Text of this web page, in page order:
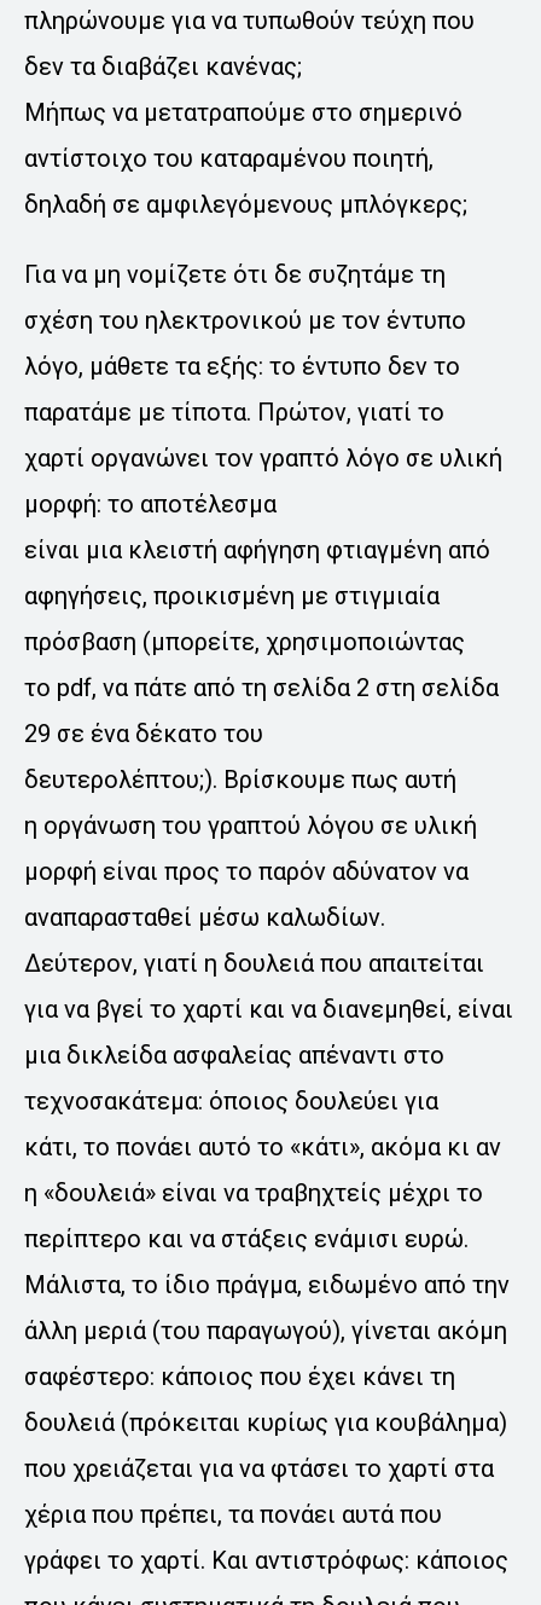
πληρώνουμε για να τυπωθούν τεύχη που
δεν τα διαβάζει κανένας;
Μήπως να μετατραπούμε στο σημερινό
αντίστοιχο του καταραμένου ποιητή,
δηλαδή σε αμφιλεγόμενους μπλόγκερς;
Για να μη νομίζετε ότι δε συζητάμε τη
σχέση του ηλεκτρονικού με τον έντυπο
λόγο, μάθετε τα εξής: το έντυπο δεν το
παρατάμε με τίποτα. Πρώτον, γιατί το
χαρτί οργανώνει τον γραπτό λόγο σε υλική
μορφή: το αποτέλεσμα
είναι μια κλειστή αφήγηση φτιαγμένη από
αφηγήσεις, προικισμένη με στιγμιαία
πρόσβαση (μπορείτε, χρησιμοποιώντας
το pdf, να πάτε από τη σελίδα 2 στη σελίδα
29 σε ένα δέκατο του
δευτερολέπτου;). Bρίσκουμε πως αυτή
η οργάνωση του γραπτού λόγου σε υλική
μορφή είναι προς το παρόν αδύνατον να
αναπαρασταθεί μέσω καλωδίων.
Δεύτερον, γιατί η δουλειά που απαιτείται
για να βγεί το χαρτί και να διανεμηθεί, είναι
μια δικλείδα ασφαλείας απέναντι στο
τεχνοσακάτεμα: όποιος δουλεύει για
κάτι, το πονάει αυτό το «κάτι», ακόμα κι αν
η «δουλειά» είναι να τραβηχτείς μέχρι το
περίπτερο και να στάξεις ενάμισι ευρώ.
Μάλιστα, το ίδιο πράγμα, ειδωμένο από την
άλλη μεριά (του παραγωγού), γίνεται ακόμη
σαφέστερο: κάποιος που έχει κάνει τη
δουλειά (πρόκειται κυρίως για κουβάλημα)
που χρειάζεται για να φτάσει το χαρτί στα
χέρια που πρέπει, τα πονάει αυτά που
γράφει το χαρτί. Και αντιστρόφως: κάποιος